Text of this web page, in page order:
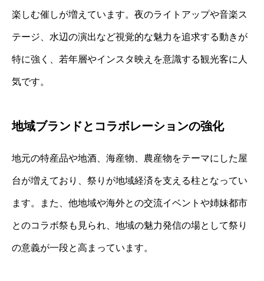
楽しむ催しが増えています。夜のライトアップや音楽ス
テージ、水辺の演出など視覚的な魅力を追求する動きが
特に強く、若年層やインスタ映えを意識する観光客に人
気です。
地域ブランドとコラボレーションの強化
地元の特産品や地酒、海産物、農産物をテーマにした屋
台が増えており、祭りが地域経済を支える柱となってい
ます。また、他地域や海外との交流イベントや姉妹都市
とのコラボ祭も見られ、地域の魅力発信の場として祭り
の意義が一段と高まっています。